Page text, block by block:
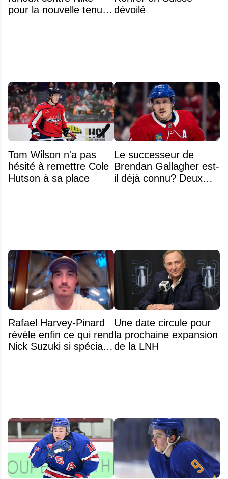
pour la nouvelle tenue dévoilé
Tom Wilson n'a pas
hésité à remettre Cole
Hutson à sa place
Le successeur de
Brendan Gallagher est-
il déjà connu? Deux
Rafael Harvey-Pinard
révèle enfin ce qui rend
Nick Suzuki si spécial
Une date circule pour
la prochaine expansion
de la LNH